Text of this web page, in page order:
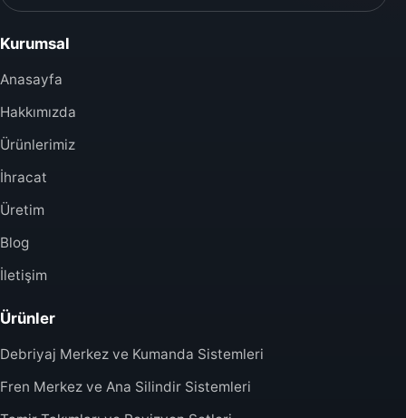
Kurumsal
Anasayfa
Hakkımızda
Ürünlerimiz
İhracat
Üretim
Blog
İletişim
Ürünler
Debriyaj Merkez ve Kumanda Sistemleri
Fren Merkez ve Ana Silindir Sistemleri